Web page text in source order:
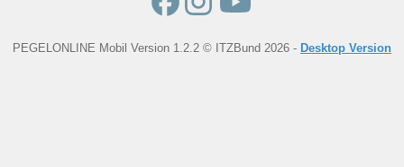
PEGELONLINE Mobil Version 1.2.2 © ITZBund 2026 - Desktop Version